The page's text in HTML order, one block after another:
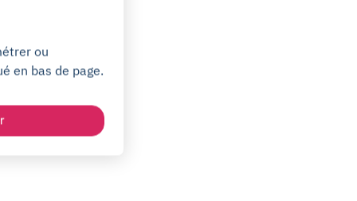
ou
en bas de page.